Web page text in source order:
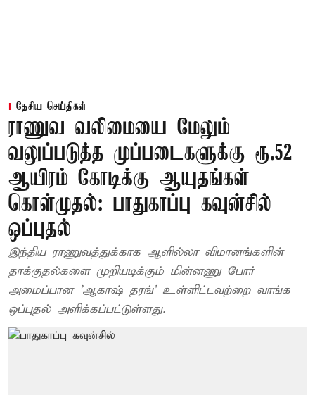
தேசிய செய்திகள்
ராணுவ வலிமையை மேலும்
வலுப்படுத்த முப்படைகளுக்கு ரூ.52
ஆயிரம் கோடிக்கு ஆயுதங்கள்
கொள்முதல்: பாதுகாப்பு கவுன்சில்
ஒப்புதல்
இந்திய ராணுவத்துக்காக ஆளில்லா விமானங்களின்
தாக்குதல்களை முறியடிக்கும் மின்னணு போர்
அமைப்பான 'ஆகாஷ் தரங்' உள்ளிட்டவற்றை வாங்க
ஒப்புதல் அளிக்கப்பட்டுள்ளது.